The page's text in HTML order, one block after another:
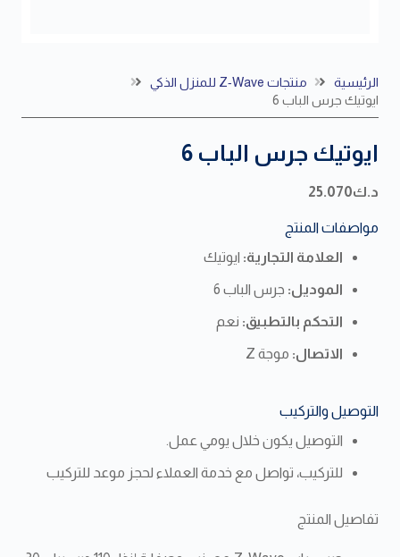
الرئيسية
منتجات Z‑Wave للمنزل الذكي
ايوتيك جرس الباب 6
ايوتيك جرس الباب 6
د.ك25.070
مواصفات المنتج
العلامة التجارية: ايوتيك
الموديل: جرس الباب 6
التحكم بالتطبيق: نعم
الاتصال: موجة Z
التوصيل والتركيب
التوصيل يكون خلال يومي عمل.
للتركيب، تواصل مع خدمة العملاء لحجز موعد للتركيب
تفاصيل المنتج